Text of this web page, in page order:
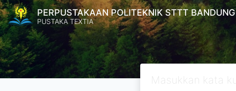
PERPUSTAKAAN POLITEKNIK STTT BANDUNG
PUSTAKA TEXTIA